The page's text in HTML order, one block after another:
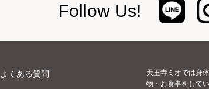
Follow Us!
よくある質問
天王寺ミオでは身
物・お食事をして